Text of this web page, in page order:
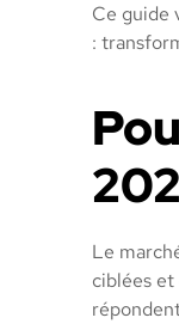
Ce guide
:
Le
ciblées et